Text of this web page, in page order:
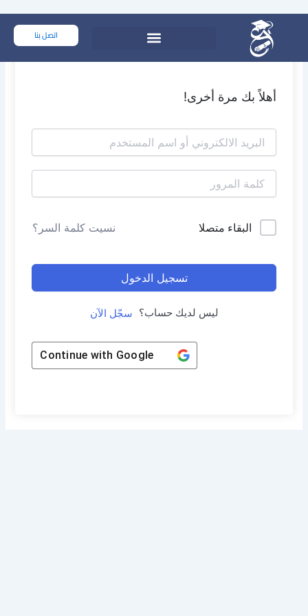
المحتوى
اتصل بنا
أهلاً بك مرة أخرى!
البقاء متصلا نسيت كلمة السر؟
تسجيل الدخول
ليس لديك حساب؟ سجّل الآن
Continue with Google